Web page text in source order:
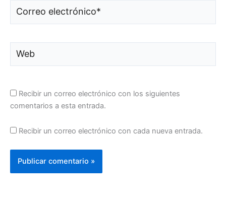
Correo
electrónico*
Recibir un correo electrónico con los siguientes
comentarios a esta entrada.
Recibir un correo electrónico con cada nueva entrada.